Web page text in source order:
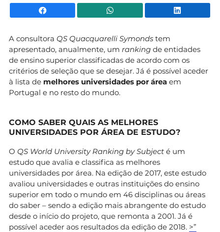
Facebook WhatsApp
A consultora QS Quacquarelli Symonds tem
apresentado, anualmente, um ranking de entidades
de ensino superior classificadas de acordo com os
critérios de seleção que se desejar. Já é possível aceder
à lista de melhores universidades por área em
Portugal e no resto do mundo.
COMO SABER QUAIS AS MELHORES
UNIVERSIDADES POR ÁREA DE ESTUDO?
O QS World University Ranking by Subject é um
estudo que avalia e classifica as melhores
universidades por área. Na edição de 2017, este estudo
avaliou universidades e outras instituições do ensino
superior em todo o mundo em 46 disciplinas ou áreas
do saber – sendo a edição mais abrangente do estudo
desde o início do projeto, que remonta a 2001. Já é
possível aceder aos resultados da edição de 2018. >”